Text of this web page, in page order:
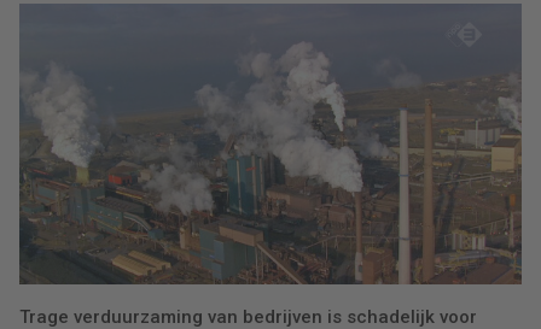
Trage verduurzaming van bedrijven is schadelijk voor